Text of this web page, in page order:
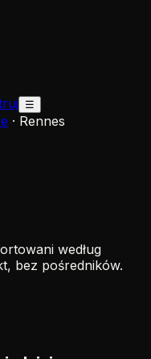
☰
· Rennes
według
bez pośredników.